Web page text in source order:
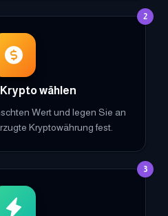
2
wählen
Wert und legen Sie an
Kryptowährung fest.
3